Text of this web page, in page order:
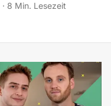
· 8 Min. Lesezeit